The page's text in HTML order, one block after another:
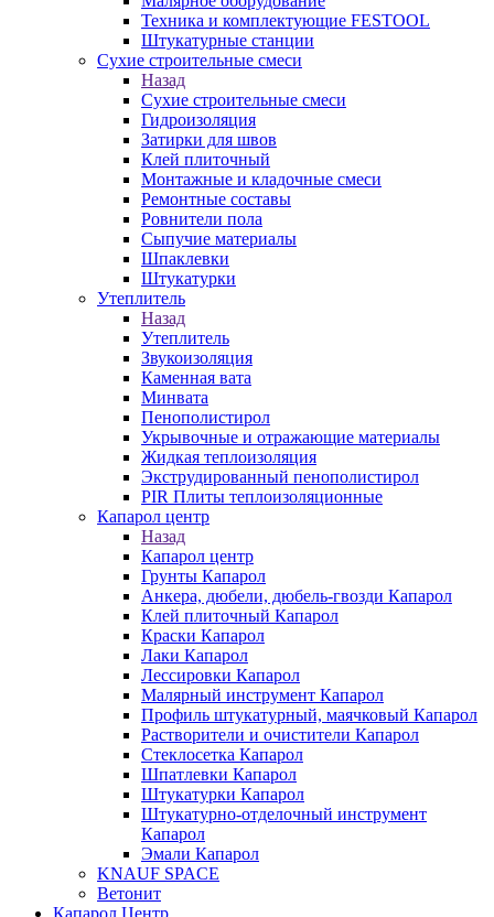
Техника и комплектующие FESTOOL
Штукатурные станции
Сухие строительные смеси
Назад
Сухие строительные смеси
Гидроизоляция
Затирки для швов
Клей плиточный
Монтажные и кладочные смеси
Ремонтные составы
Ровнители пола
Сыпучие материалы
Шпаклевки
Штукатурки
Утеплитель
Назад
Утеплитель
Звукоизоляция
Каменная вата
Минвата
Пенополистирол
Укрывочные и отражающие материалы
Жидкая теплоизоляция
Экструдированный пенополистирол
PIR Плиты теплоизоляционные
Капарол центр
Назад
Капарол центр
Грунты Капарол
Анкера, дюбели, дюбель-гвозди Капарол
Клей плиточный Капарол
Краски Капарол
Лаки Капарол
Лессировки Капарол
Малярный инструмент Капарол
Профиль штукатурный, маячковый Капарол
Растворители и очистители Капарол
Cтеклосетка Капарол
Шпатлевки Капарол
Штукатурки Капарол
Штукатурно-отделочный инструмент
Капарол
Эмали Капарол
KNAUF SPACE
Ветонит
Капарол Центр